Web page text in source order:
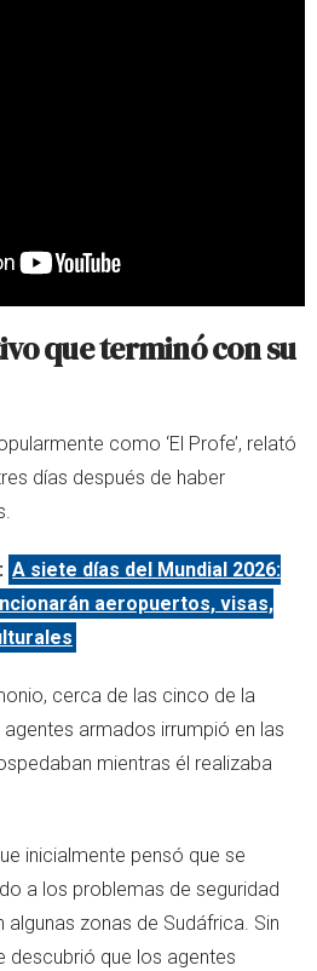
que terminó con su
como ‘El Profe’, relató
días después de haber
A siete días del Mundial 2026:
aeropuertos, visas,
cerca de las cinco de la
armados irrumpió en las
mientras él realizaba
inicialmente pensó que se
a los problemas de seguridad
zonas de Sudáfrica. Sin
descubrió que los agentes